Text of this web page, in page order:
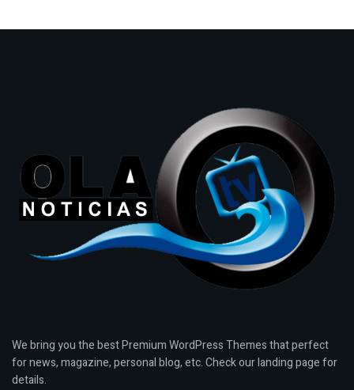
We bring you the best Premium WordPress Themes that perfect
for news, magazine, personal blog, etc. Check our landing page for
details.